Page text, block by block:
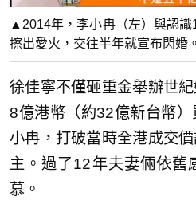
▲2014年，李小冉（左）與認識
擦出愛火，交往半年就宣布閃婚
徐佳寧不僅砸重金舉辦世
8億港幣（約32億新台幣
小冉，打破當時全港成交
主。過了12年夫妻倆依舊
慕。